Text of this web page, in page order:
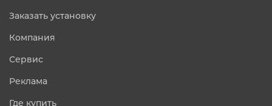
Заказать установку
Компания
Сервис
Реклама
Где купить